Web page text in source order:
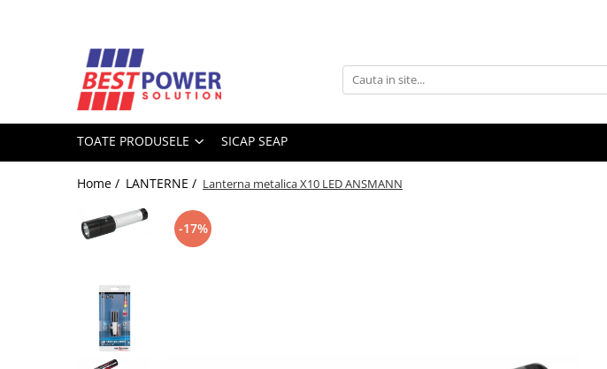
Toate Produsele
ACUMULATORI
Acumulatori Moto
Acumulatori Vehicule electrice
UPS - Calculatoare
UPS - Centrale termice
SURSE ALIMENTARE LED
TOATE PRODUSELE SICAP SEAP
Home / LANTERNE / Lanterna metalica X10 LED ANSMANN
-17%